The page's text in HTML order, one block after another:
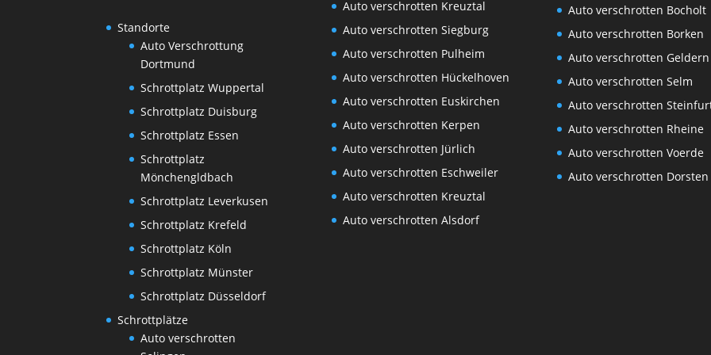
Standorte
Auto Verschrottung
Dortmund
Schrottplatz Wuppertal
Schrottplatz Duisburg
Schrottplatz Essen
Schrottplatz
Mönchengldbach
Schrottplatz Leverkusen
Schrottplatz Krefeld
Schrottplatz Köln
Schrottplatz Münster
Schrottplatz Düsseldorf
Schrottplätze
Auto verschrotten
Auto verschrotten Kreuztal
Auto verschrotten Siegburg
Auto verschrotten Pulheim
Auto verschrotten Hückelhoven
Auto verschrotten Euskirchen
Auto verschrotten Kerpen
Auto verschrotten Jürlich
Auto verschrotten Eschweiler
Auto verschrotten Kreuztal
Auto verschrotten Alsdorf
Auto verschrotten Bocholt
Auto verschrotten Borken
Auto verschrotten Geldern
Auto verschrotten Selm
Auto verschrotten
Auto verschrotten Rheine
Auto verschrotten Voerde
Auto verschrotten Dorsten